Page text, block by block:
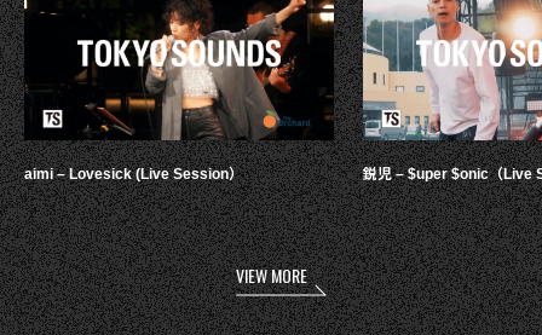
aimi – Lovesick (Live Session） 鋭児 – $uper $onic（Live
VIEW MORE